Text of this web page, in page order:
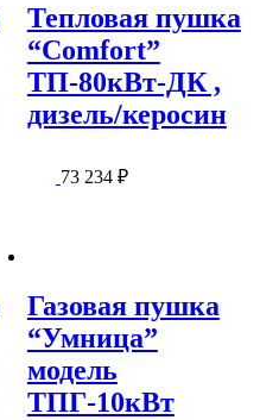
Тепловая пушка
“Comfort”
ТП-80кВт-ДК ,
дизель/керосин
73 234 ₽
Газовая пушка
“Умница”
модель
ТПГ-10кВт